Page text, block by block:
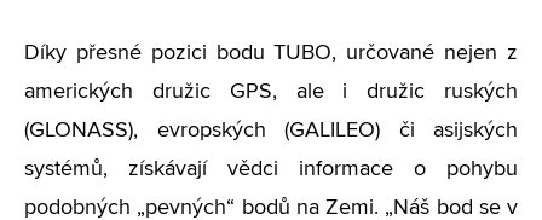
Díky přesné pozici bodu TUBO, určované nejen z
amerických družic GPS, ale i družic ruských
(GLONASS), evropských (GALILEO) či asijských
systémů, získávají vědci informace o pohybu
podobných „pevných“ bodů na Zemi. „Náš bod se v